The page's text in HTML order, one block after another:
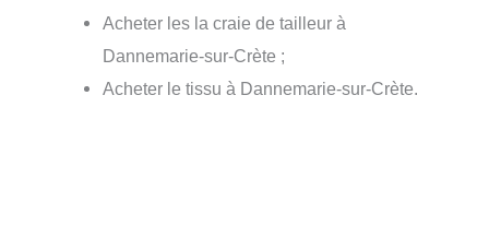
Acheter les la craie de tailleur à
Dannemarie-sur-Crète ;
Acheter le tissu à Dannemarie-sur-Crète.